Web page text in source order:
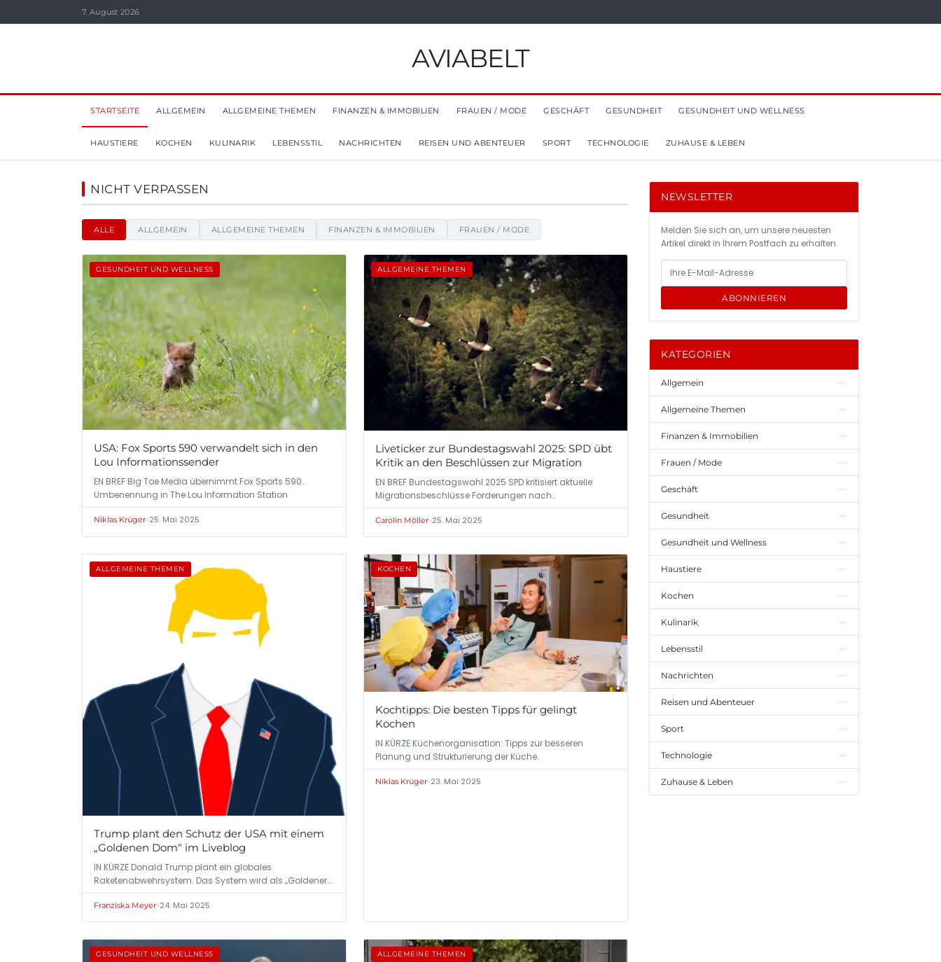
7. August 2026
AVIABELT
STARTSEITE ALLGEMEIN ALLGEMEINE THEMEN FINANZEN & IMMOBILIEN FRAUEN / MODE GESCHÄFT GESUNDHEIT GESUNDHEIT UND WELLNESS
HAUSTIERE KOCHEN KULINARIK LEBENSSTIL NACHRICHTEN REISEN UND ABENTEUER SPORT TECHNOLOGIE ZUHAUSE & LEBEN
Aviabelt - Nachrichten, Tipps und Einblicke
NICHT VERPASSEN
ALLE ALLGEMEIN ALLGEMEINE THEMEN FINANZEN & IMMOBILIEN FRAUEN / MODE
GESUNDHEIT UND WELLNESS
USA: Fox Sports 590 verwandelt sich in den
Lou Informationssender
EN BREF Big Toe Media übernimmt Fox Sports 590.
Umbenennung in The Lou Information Station
Niklas Krüger•25. Mai 2025
ALLGEMEINE THEMEN
Liveticker zur Bundestagswahl 2025: SPD übt
Kritik an den Beschlüssen zur Migration
EN BREF Bundestagswahl 2025 SPD kritisiert aktuelle
Migrationsbeschlüsse Forderungen nach…
Carolin Möller•25. Mai 2025
ALLGEMEINE THEMEN
Trump plant den Schutz der USA mit einem
„Goldenen Dom“ im Liveblog
IN KÜRZE Donald Trump plant ein globales
Raketenabwehrsystem. Das System wird als „Goldener
Dom“…
Franziska Meyer•24. Mai 2025
KOCHEN
Kochtipps: Die besten Tipps für gelingt
Kochen
IN KÜRZE Küchenorganisation: Tipps zur besseren
Planung und Strukturierung der Küche.
Niklas Krüger•23. Mai 2025
GESUNDHEIT UND WELLNESS ALLGEMEINE THEMEN
NEWSLETTER
Melden Sie sich an, um unsere neuesten
Artikel direkt in Ihrem Postfach zu erhalten.
ABONNIEREN
KATEGORIEN
Allgemein
Allgemeine Themen
Finanzen & Immobilien
Frauen / Mode
Geschäft
Gesundheit
Gesundheit und Wellness
Haustiere
Kochen
Kulinarik
Lebensstil
Nachrichten
Reisen und Abenteuer
Sport
Technologie
Zuhause & Leben